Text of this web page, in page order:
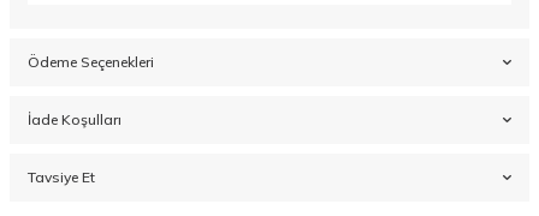
Ödeme Seçenekleri
İade Koşulları
Tavsiye Et